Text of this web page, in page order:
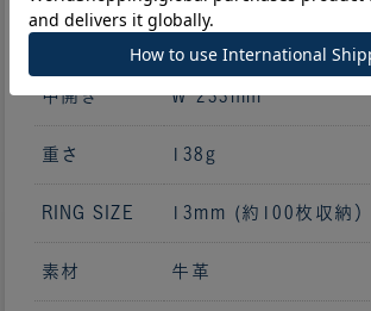
サイズ H 145mm x W
中開き W 233mm
重さ 138g
RING SIZE 13mm (約100枚収納）
素材 牛革